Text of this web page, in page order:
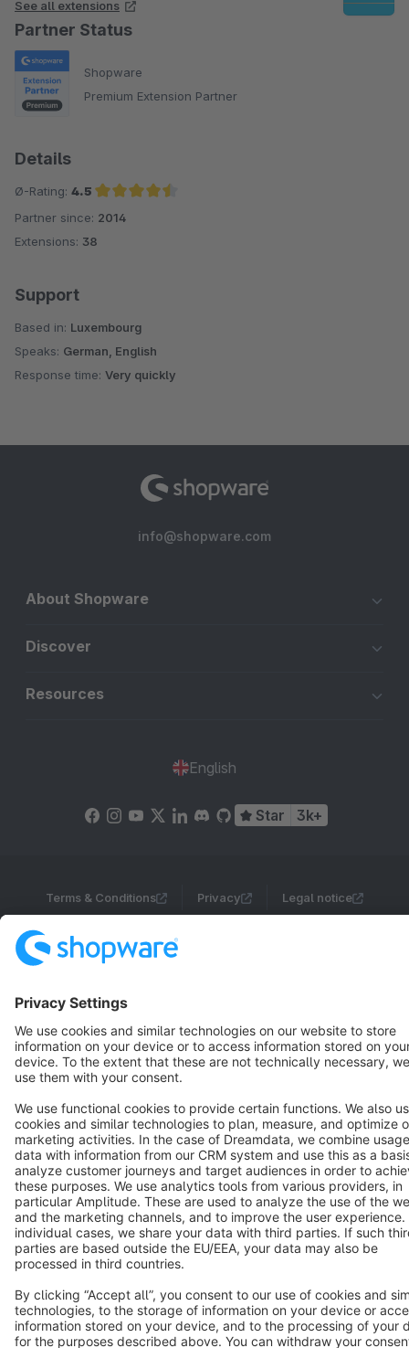
See all extensions
Partner Status
Shopware
Premium Extension Partner
Details
Ø-Rating: 4.5
Average rating of 4.5 out of 5 stars
Partner since: 2014
Extensions: 38
Support
Based in: Luxembourg
Speaks: German, English
Response time: Very quickly
info@shopware.com
About Shopware
Discover
Resources
English
Star 3k+
Terms & Conditions Privacy Legal notice
Copyright © shopware AG - All rights reserved